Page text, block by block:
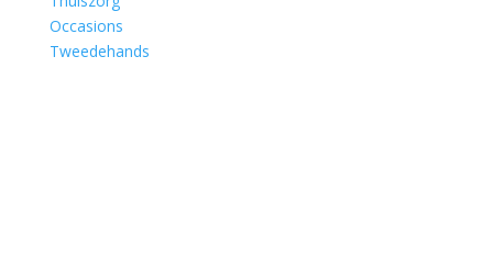
Occasions
Tweedehands